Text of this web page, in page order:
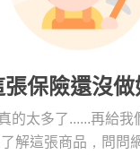
張保險還沒
的太多了......再給我
解這張商品，問問